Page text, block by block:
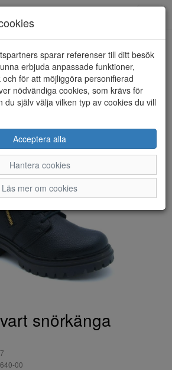
snörkänga
00
sparar referenser till ditt besök
erbjuda anpassade funktioner,
för att möjliggöra personifierad
nödvändiga cookies, som krävs för
du själv välja vilken typ av cookies du vill
Acceptera alla
Hantera cookies
Läs mer om cookies